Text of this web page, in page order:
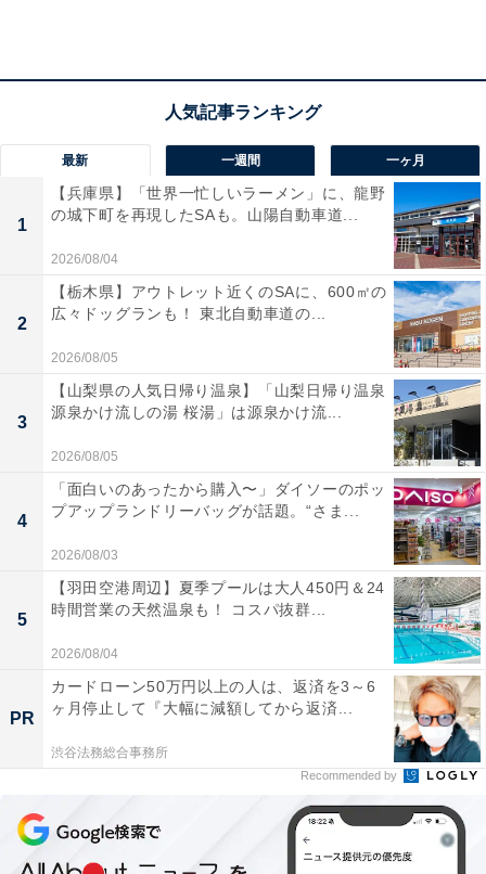
ボロボロになったバーミキュラの鍋をリペアサー
ビスへ出してみた
昨年のこと、友人が営んでいた名古屋のしゃぶしゃぶ店
がコロナ禍ということもあり閉店しました。その店で使
われていたのが、バーミキュラの浅底鍋「オーブンポッ
最新 一週間 一ヶ月
1
【兵庫県】「世界一忙しいラーメン」に、龍野
の城下町を再現したSAも。山陽自動車道...
2026/08/04
2
【栃木県】アウトレット近くのSAに、600㎡の
広々ドッグランも！ 東北自動車道の...
2026/08/05
3
【山梨県の人気日帰り温泉】「山梨日帰り温泉
源泉かけ流しの湯 桜湯」は源泉かけ流...
2026/08/05
4
「面白いのあったから購入〜」ダイソーのポッ
プアップランドリーバッグが話題。“さま...
2026/08/03
5
【羽田空港周辺】夏季プールは大人450円＆24
時間営業の天然温泉も！ コスパ抜群...
2026/08/04
PR
カードローン50万円以上の人は、返済を3～6
ヶ月停止して『大幅に減額してから返済...
渋谷法務総合事務所
Recommended by